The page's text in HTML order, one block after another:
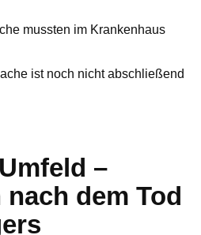
mussten im Krankenhaus
ist noch nicht abschließend
–
dem Tod